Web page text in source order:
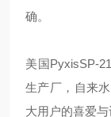
确。
美国PyxisSP-
生产厂，自来
大用户的喜爱与